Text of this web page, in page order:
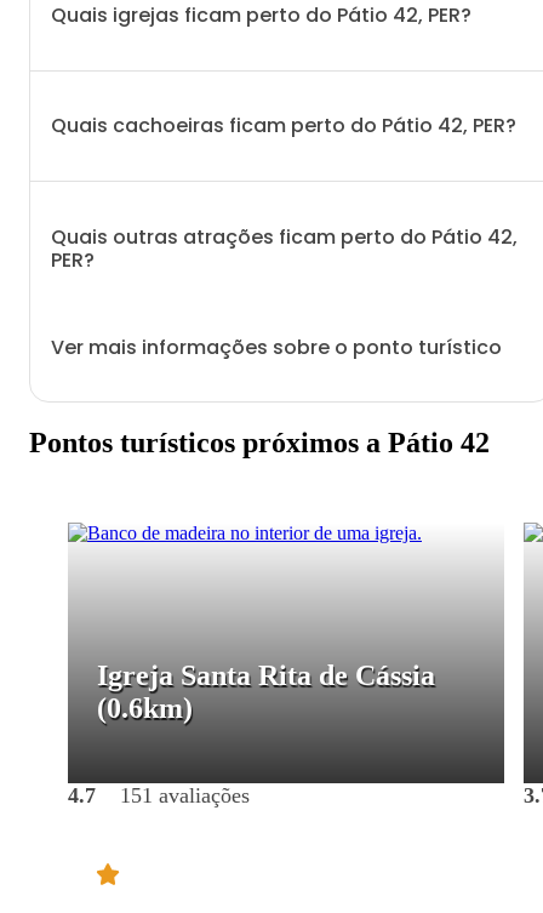
Quais igrejas ficam perto do Pátio 42, PER?
Quais cachoeiras ficam perto do Pátio 42, PER?
Quais outras atrações ficam perto do Pátio 42,
PER?
Ver mais informações sobre o ponto turístico
Pontos turísticos próximos a Pátio 42
Igreja Santa Rita de Cássia
(0.6km)
4.7 151 avaliações